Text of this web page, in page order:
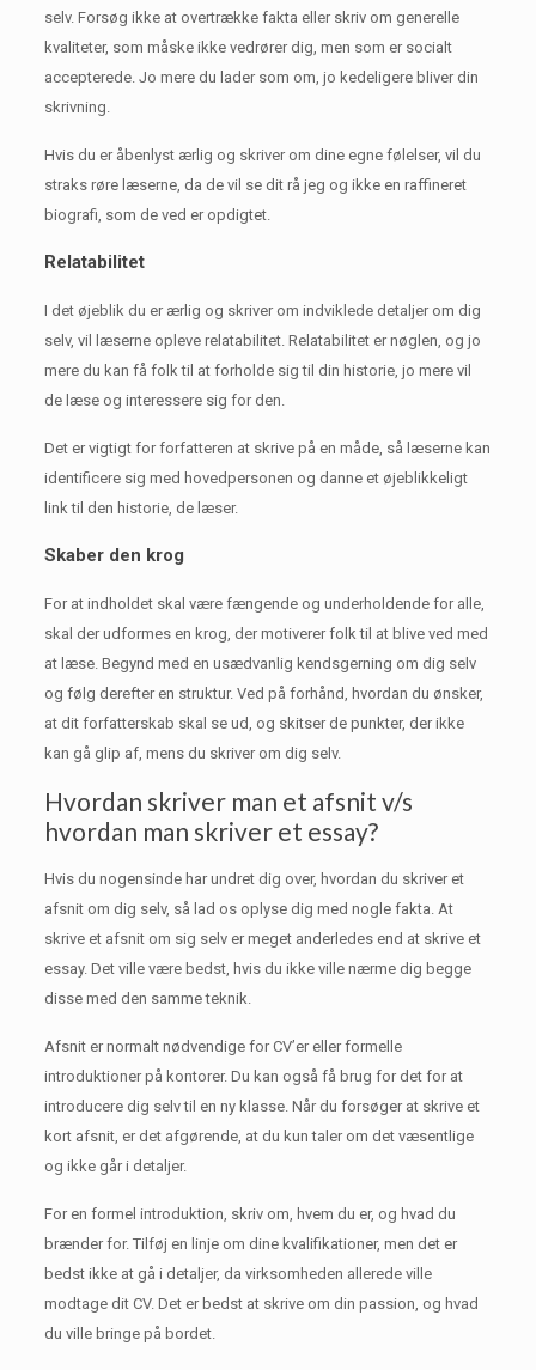
selv. Forsøg ikke at overtrække fakta eller skriv om generelle
kvaliteter, som måske ikke vedrører dig, men som er socialt
accepterede. Jo mere du lader som om, jo ​​kedeligere bliver din
skrivning.
Hvis du er åbenlyst ærlig og skriver om dine egne følelser, vil du
straks røre læserne, da de vil se dit rå jeg og ikke en raffineret
biografi, som de ved er opdigtet.
Relatabilitet
I det øjeblik du er ærlig og skriver om indviklede detaljer om dig
selv, vil læserne opleve relatabilitet. Relatabilitet er nøglen, og jo
mere du kan få folk til at forholde sig til din historie, jo mere vil
de læse og interessere sig for den.
Det er vigtigt for forfatteren at skrive på en måde, så læserne kan
identificere sig med hovedpersonen og danne et øjeblikkeligt
link til den historie, de læser.
Skaber den krog
For at indholdet skal være fængende og underholdende for alle,
skal der udformes en krog, der motiverer folk til at blive ved med
at læse. Begynd med en usædvanlig kendsgerning om dig selv
og følg derefter en struktur. Ved på forhånd, hvordan du ønsker,
at dit forfatterskab skal se ud, og skitser de punkter, der ikke
kan gå glip af, mens du skriver om dig selv.
Hvordan skriver man et afsnit v/s
hvordan man skriver et essay?
Hvis du nogensinde har undret dig over, hvordan du skriver et
afsnit om dig selv, så lad os oplyse dig med nogle fakta. At
skrive et afsnit om sig selv er meget anderledes end at skrive et
essay. Det ville være bedst, hvis du ikke ville nærme dig begge
disse med den samme teknik.
Afsnit er normalt nødvendige for CV’er eller formelle
introduktioner på kontorer. Du kan også få brug for det for at
introducere dig selv til en ny klasse. Når du forsøger at skrive et
kort afsnit, er det afgørende, at du kun taler om det væsentlige
og ikke går i detaljer.
For en formel introduktion, skriv om, hvem du er, og hvad du
brænder for. Tilføj en linje om dine kvalifikationer, men det er
bedst ikke at gå i detaljer, da virksomheden allerede ville
modtage dit CV. Det er bedst at skrive om din passion, og hvad
du ville bringe på bordet.